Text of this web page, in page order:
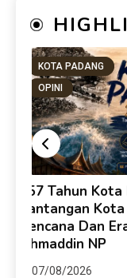
KOTA PADANG
OPINI
357 Tahun
Tantangan
Bencana Dan
Ahmaddin NP
07/08/2026